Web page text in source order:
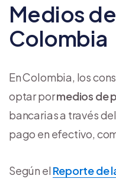
Medios
Colombia
En Colombia, los
optar pormedios de
bancarias a través
pago en efectivo,
Según el Reporte de